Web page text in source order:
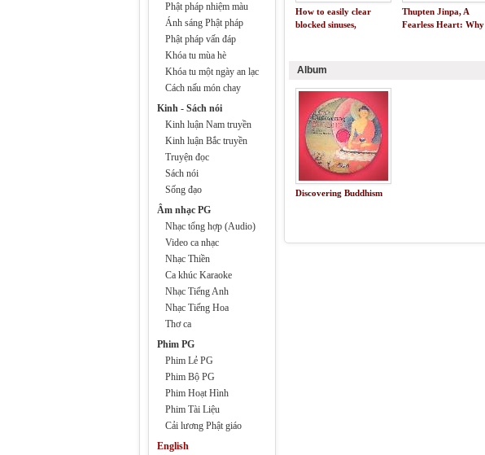
Phật pháp nhiệm màu
Ánh sáng Phật pháp
Phật pháp vấn đáp
Khóa tu mùa hè
Khóa tu một ngày an lạc
Cách nấu món chay
Kinh - Sách nói
Kinh luận Nam truyền
Kinh luận Bắc truyền
Truyện đọc
Sách nói
Sống đạo
Âm nhạc PG
Nhạc tổng hợp (Audio)
Video ca nhạc
Nhạc Thiền
Ca khúc Karaoke
Nhạc Tiếng Anh
Nhạc Tiếng Hoa
Thơ ca
Phim PG
Phim Lẻ PG
Phim Bộ PG
Phim Hoạt Hình
Phim Tài Liệu
Cải lương Phật giáo
English
How to easily clear
blocked sinuses,
Thupten Jinpa, A
Fearless Heart: Why
Album
Discovering Buddhism